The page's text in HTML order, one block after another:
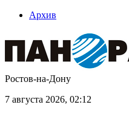
Архив
Ростов-на-Дону
7 августа 2026, 02:12